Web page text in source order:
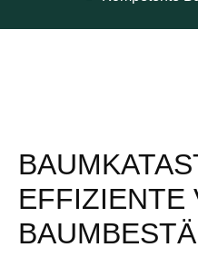
EFFIZIENTE